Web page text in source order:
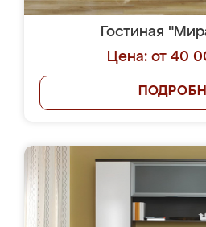
Гостиная
Цена: от 40